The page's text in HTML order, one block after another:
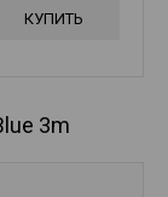
КУПИТЬ
3m